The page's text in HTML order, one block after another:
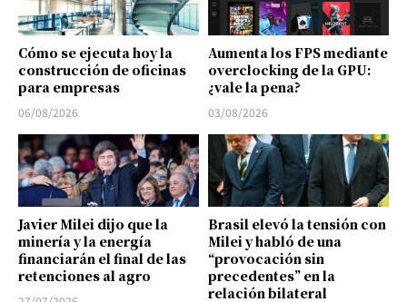
Cómo se ejecuta hoy la
construcción de oficinas
para empresas
06/08/2026
Aumenta los FPS mediante
overclocking de la GPU:
¿vale la pena?
03/08/2026
Javier Milei dijo que la
minería y la energía
financiarán el final de las
retenciones al agro
Brasil elevó la tensión con
Milei y habló de una
“provocación sin
precedentes” en la
relación bilateral